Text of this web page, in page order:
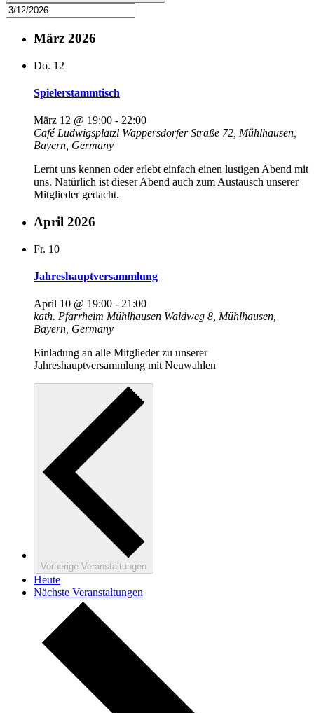
März 2026
Do. 12
Spielerstammtisch
März 12 @ 19:00 - 22:00
Café Ludwigsplatzl Wappersdorfer Straße 72, Mühlhausen,
Bayern, Germany
Lernt uns kennen oder erlebt einfach einen lustigen Abend mit
uns. Natürlich ist dieser Abend auch zum Austausch unserer
Mitglieder gedacht.
April 2026
Fr. 10
Jahreshauptversammlung
April 10 @ 19:00 - 21:00
kath. Pfarrheim Mühlhausen Waldweg 8, Mühlhausen,
Bayern, Germany
Einladung an alle Mitglieder zu unserer
Jahreshauptversammlung mit Neuwahlen
Vorherige Veranstaltungen
Heute
Nächste Veranstaltungen